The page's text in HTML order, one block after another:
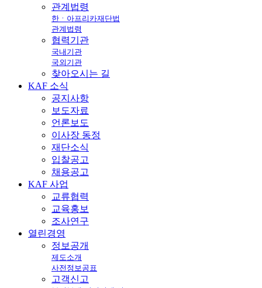
관계법령
한ㆍ아프리카재단법
관계법령
협력기관
국내기관
국외기관
찾아오시는 길
KAF 소식
공지사항
보도자료
언론보도
이사장 동정
재단소식
입찰공고
채용공고
KAF 사업
교류협력
교육홍보
조사연구
열린경영
정보공개
제도소개
사전정보공표
고객신고